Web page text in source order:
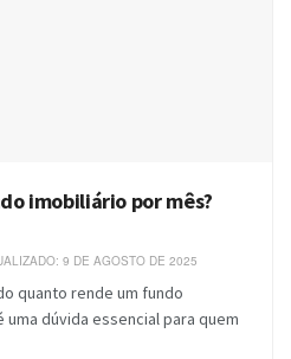
imobiliário por mês?
9 DE AGOSTO DE 2025
quanto rende um fundo
dúvida essencial para quem